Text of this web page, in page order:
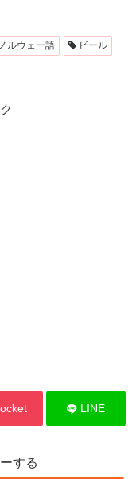
ノルウェー語
ビール
LINE
する